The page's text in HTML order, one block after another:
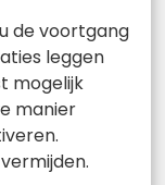
de voortgang
leggen
mogelijk
manier